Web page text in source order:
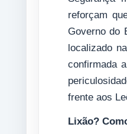
reforçam
Governo do
localizado
confirmada
frente aos
Lixão?